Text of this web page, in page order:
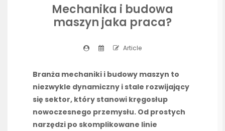
Mechanika i budowa
maszyn jaka praca?
Article
Branża mechaniki i budowy maszyn to
niezwykle dynamiczny i stale rozwijający
się sektor, który stanowi kręgosłup
nowoczesnego przemysłu. Od prostych
narzędzi po skomplikowane linie